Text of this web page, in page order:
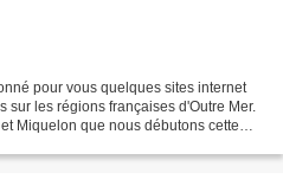
pour vous quelques sites internet
sur les régions françaises d'Outre Mer.
Miquelon que nous débutons cette